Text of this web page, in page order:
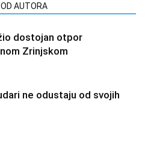
AUTORA
dostojan otpor
Zrinjskom
ne odustaju od svojih